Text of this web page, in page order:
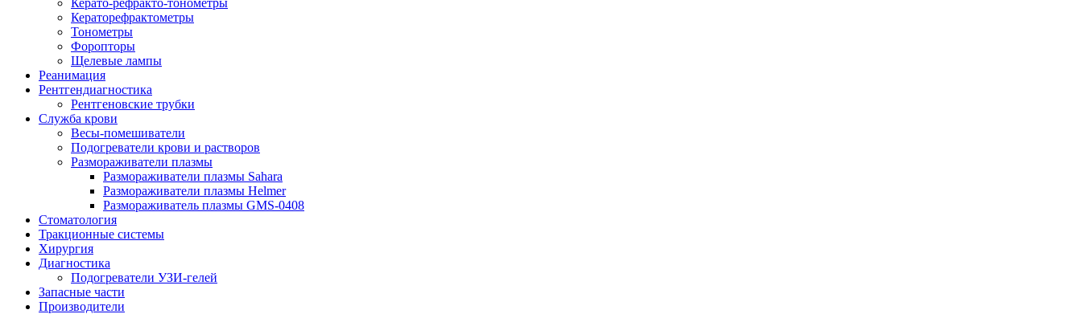
Керато-рефракто-тонометры
Кераторефрактометры
Тонометры
Форопторы
Щелевые лампы
Реанимация
Рентгендиагностика
Рентгеновские трубки
Служба крови
Весы-помешиватели
Подогреватели крови и растворов
Размораживатели плазмы
Размораживатели плазмы Sahara
Размораживатели плазмы Helmer
Размораживатель плазмы GMS-0408
Стоматология
Тракционные системы
Хирургия
Диагностика
Подогреватели УЗИ-гелей
Запасные части
Производители